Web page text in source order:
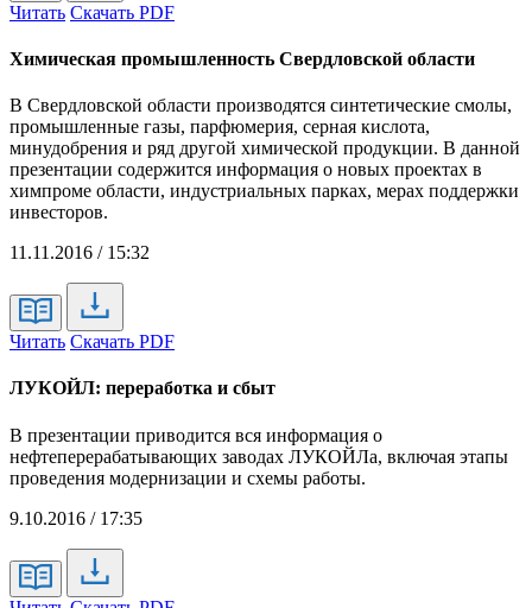
Читать Скачать PDF
Химическая промышленность Свердловской области
В Свердловской области производятся синтетические смолы,
промышленные газы, парфюмерия, серная кислота,
минудобрения и ряд другой химической продукции. В данной
презентации содержится информация о новых проектах в
химпроме области, индустриальных парках, мерах поддержки
инвесторов.
11.11.2016 / 15:32
Читать Скачать PDF
ЛУКОЙЛ: переработка и сбыт
В презентации приводится вся информация о
нефтеперерабатывающих заводах ЛУКОЙЛа, включая этапы
проведения модернизации и схемы работы.
9.10.2016 / 17:35